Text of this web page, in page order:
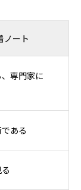
ノート
専門家に
ある